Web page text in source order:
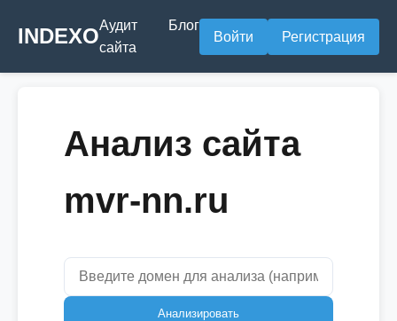
INDEXOАудит
сайта
Блог
Войти Регистрация
Анализ сайта
mvr-nn.ru
Анализировать